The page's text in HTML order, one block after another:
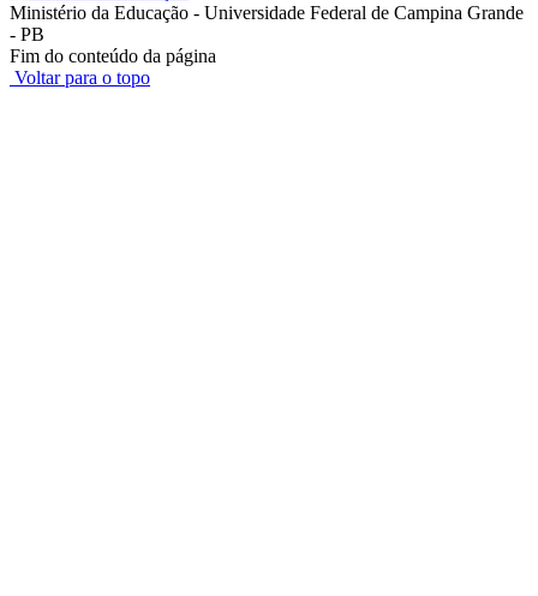
Ministério da Educação - Universidade Federal de Campina Grande
- PB
Fim do conteúdo da página
Voltar para o topo